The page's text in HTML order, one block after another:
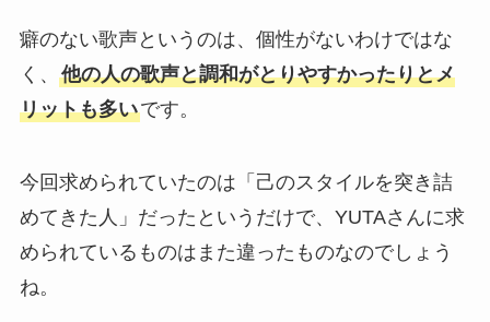
癖のない歌声というのは、個性がないわけではな
く、 他の人の歌声と調和がとりやすかったりとメ
リットも多いです。
今回求められていたのは「己のスタイルを突き詰
めてきた人」だったというだけで、YUTAさんに求
められているものはまた違ったものなのでしょう
ね。